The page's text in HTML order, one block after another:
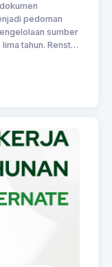
pedoman
sumber
tahun. Renstra
Kelautan dan
sektor